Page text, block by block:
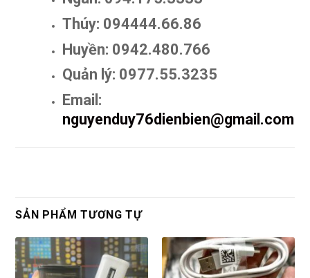
Thúy: 094444.66.86
Huyền: 0942.480.766
Quản lý: 0977.55.3235
Email:
nguyenduy76dienbien@gmail.com
SẢN PHẨM TƯƠNG TỰ